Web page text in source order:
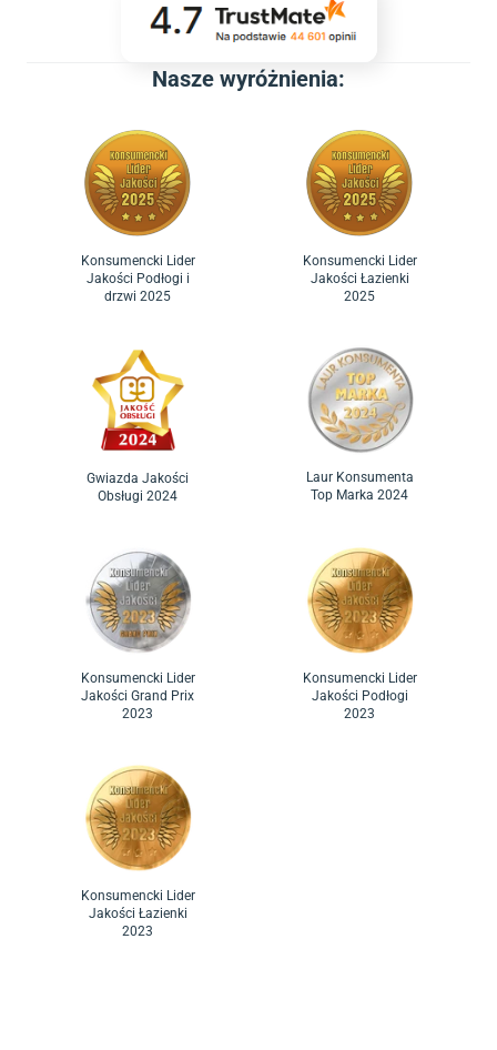
Nasze wyróżnienia:
Konsumencki Lider
Jakości Podłogi i
drzwi 2025
Konsumencki Lider
Jakości Łazienki
2025
Gwiazda Jakości
Obsługi 2024
Laur Konsumenta
Top Marka 2024
Konsumencki Lider
Jakości Grand Prix
2023
Konsumencki Lider
Jakości Podłogi
2023
Konsumencki Lider
Jakości Łazienki
2023